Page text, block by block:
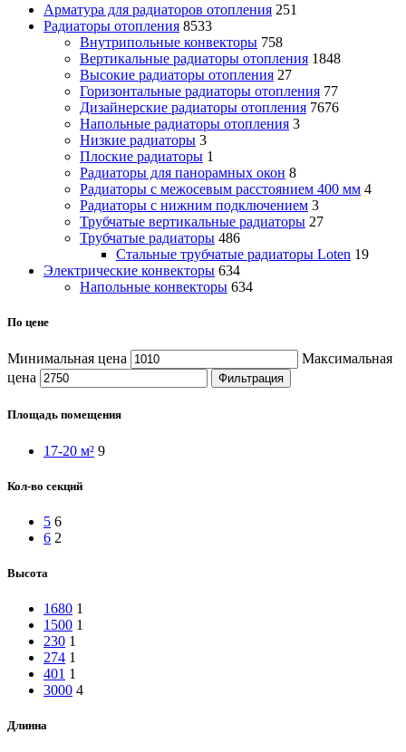
Арматура для радиаторов отопления 251
Радиаторы отопления 8533
Внутрипольные конвекторы 758
Вертикальные радиаторы отопления 1848
Высокие радиаторы отопления 27
Горизонтальные радиаторы отопления 77
Дизайнерские радиаторы отопления 7676
Напольные радиаторы отопления 3
Низкие радиаторы 3
Плоские радиаторы 1
Радиаторы для панорамных окон 8
Радиаторы с межосевым расстоянием 400 мм 4
Радиаторы с нижним подключением 3
Трубчатые вертикальные радиаторы 27
Трубчатые радиаторы 486
Cтальные трубчатые радиаторы Loten 19
Электрические конвекторы 634
Напольные конвекторы 634
По цене
Минимальная цена
Максимальная
цена
Фильтрация
Площадь помещения
17-20 м² 9
Кол-во секций
5 6
6 2
Высота
1680 1
1500 1
230 1
274 1
401 1
3000 4
Длинна